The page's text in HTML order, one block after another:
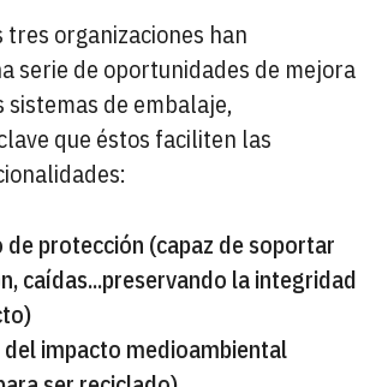
tres organizaciones han
serie de oportunidades de mejora
sistemas de embalaje,
que éstos faciliten las
protección (capaz de soportar
caídas...preservando la integridad
del impacto medioambiental